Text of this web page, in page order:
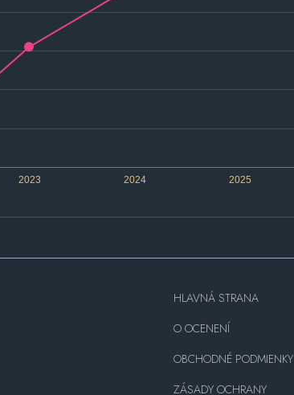
2023 2024 2025
HLAVNÁ STRANA
O OCENENÍ
OBCHODNÉ PODMIENKY
ZÁSADY OCHRANY